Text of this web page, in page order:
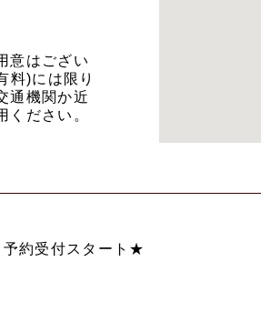
意はござい
料)には限り
通機関か近
ください。
約受付スタート★